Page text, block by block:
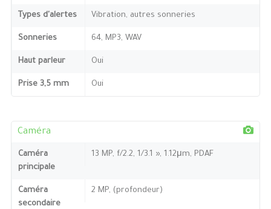
Types d'alertes Vibration, autres sonneries
Sonneries 64, MP3, WAV
Haut parleur Oui
Prise 3,5 mm Oui
Caméra
Caméra
principale
13 MP, f/2.2, 1/3.1 », 1.12μm, PDAF
Caméra
secondaire
2 MP, (profondeur)